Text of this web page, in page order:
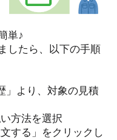
単♪
したら、以下の手順
より、対象の見積
方法を選択
する」をクリックし